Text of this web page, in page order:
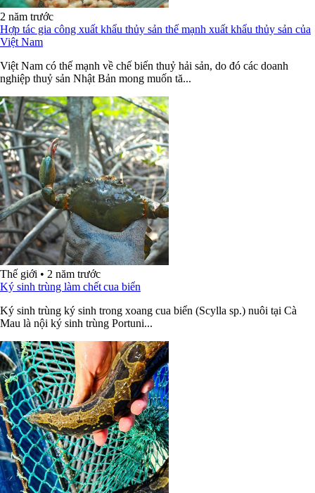
2 năm trước
Hợp tác gia công xuất khẩu thủy sản thế mạnh xuất khẩu thủy sản của
Việt Nam
Việt Nam có thế mạnh về chế biến thuỷ hải sản, do đó các doanh
nghiệp thuỷ sản Nhật Bản mong muốn tă...
Thế giới • 2 năm trước
Ký sinh trùng làm chết cua biển
Ký sinh trùng ký sinh trong xoang cua biển (Scylla sp.) nuôi tại Cà
Mau là nội ký sinh trùng Portuni...